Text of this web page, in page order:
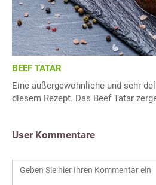
BEEF TATAR
Eine außergewöhnliche und sehr
diesem Rezept. Das Beef Tatar
User Kommentare